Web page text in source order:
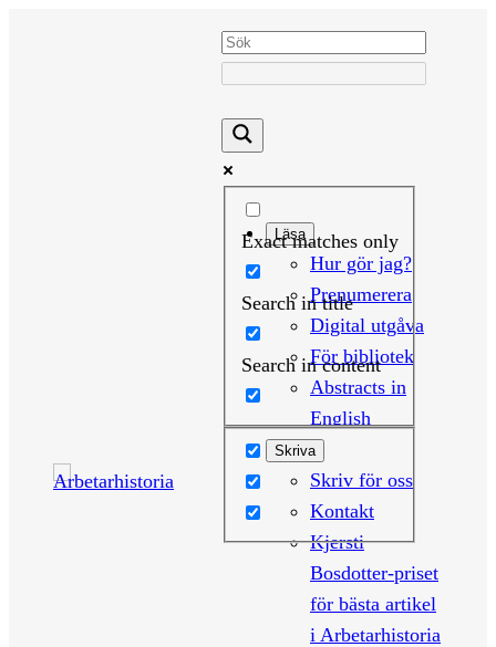
Exact matches only
Search in title
Search in content
Läsa
Hur gör jag?
Prenumerera
Digital utgåva
För bibliotek
Abstracts in
English
Skriva
Skriv för oss
Kontakt
Kjersti
Bosdotter-priset
för bästa artikel
i Arbetarhistoria